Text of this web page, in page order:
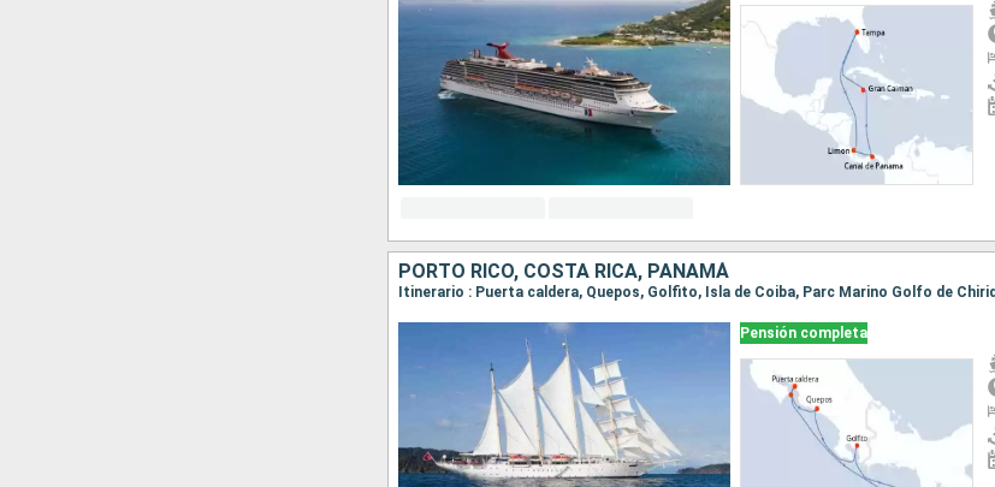
PORTO RICO, COSTA RICA, PANAMÁ
Pensión completa